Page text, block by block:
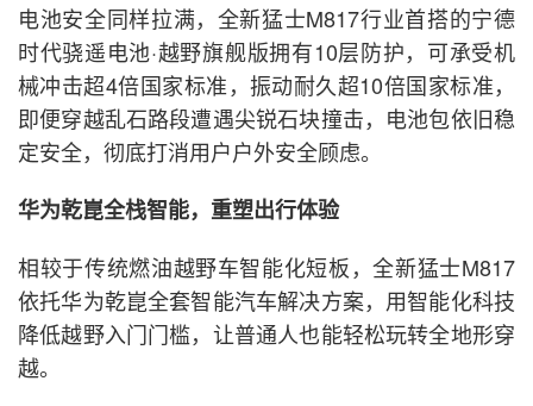
电池安全同样拉满，全新猛士M817行业首搭的宁德
时代骁遥电池·越野旗舰版拥有10层防护，可承受机
械冲击超4倍国家标准，振动耐久超10倍国家标准，
即便穿越乱石路段遭遇尖锐石块撞击，电池包依旧稳
定安全，彻底打消用户户外安全顾虑。
华为乾崑全栈智能，重塑出行体验
相较于传统燃油越野车智能化短板，全新猛士M817
依托华为乾崑全套智能汽车解决方案，用智能化科技
降低越野入门门槛，让普通人也能轻松玩转全地形穿
越。